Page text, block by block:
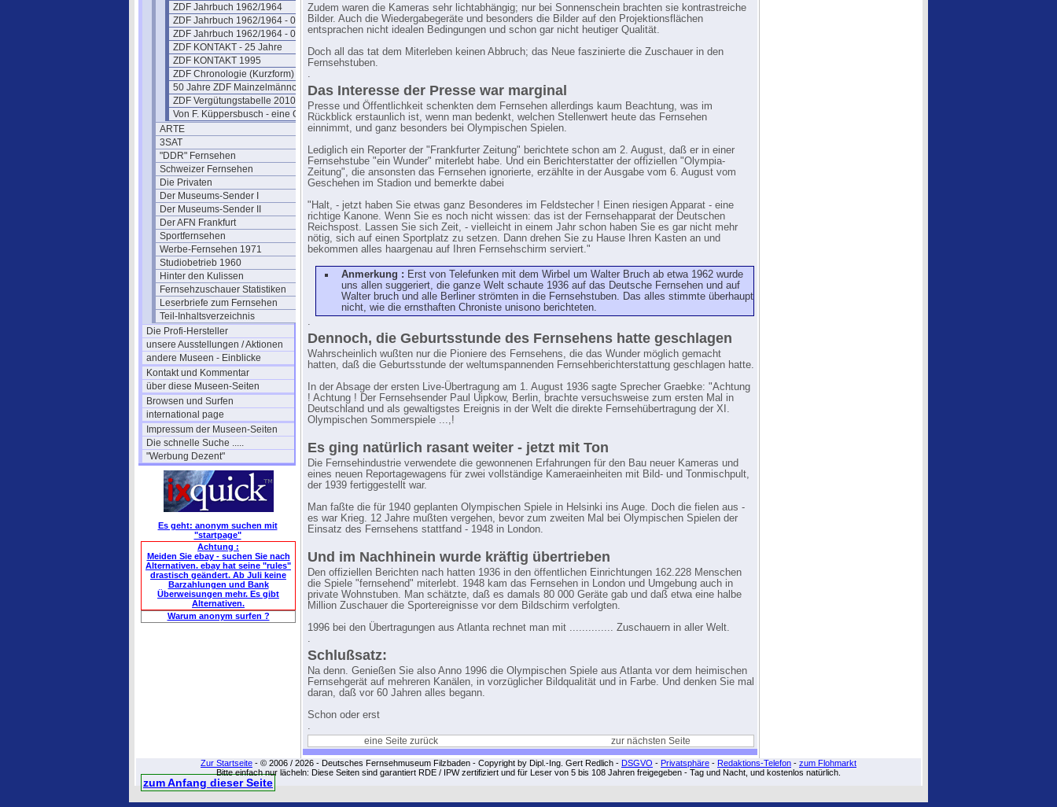
ZDF Jahrbuch 1962/1964
ZDF Jahrbuch 1962/1964 - 02
ZDF Jahrbuch 1962/1964 - 03
ZDF KONTAKT - 25 Jahre
ZDF KONTAKT 1995
ZDF Chronologie (Kurzform)
50 Jahre ZDF Mainzelmännchen
ZDF Vergütungstabelle 2010
Von F. Küppersbusch - eine Glosse ?
ARTE
3SAT
"DDR" Fernsehen
Schweizer Fernsehen
Die Privaten
Der Museums-Sender I
Der Museums-Sender II
Der AFN Frankfurt
Sportfernsehen
Werbe-Fernsehen 1971
Studiobetrieb 1960
Hinter den Kulissen
Fernsehzuschauer Statistiken
Leserbriefe zum Fernsehen
Teil-Inhaltsverzeichnis
Die Profi-Hersteller
unsere Ausstellungen / Aktionen
andere Museen - Einblicke
Kontakt und Kommentar
über diese Museen-Seiten
Browsen und Surfen
international page
Impressum der Museen-Seiten
Die schnelle Suche .....
"Werbung Dezent"
Es geht: anonym suchen mit
"startpage"
Achtung :
Meiden Sie ebay - suchen Sie nach
Alternativen. ebay hat seine "rules"
drastisch geändert. Ab Juli keine
Barzahlungen und Bank
Überweisungen mehr. Es gibt
Alternativen.
Warum anonym surfen ?
Zudem waren die Kameras sehr lichtabhängig; nur bei Sonnenschein brachten sie kontrastreiche
Bilder. Auch die Wiedergabegeräte und besonders die Bilder auf den Projektionsflächen
entsprachen nicht idealen Bedingungen und schon gar nicht heutiger Qualität.
Doch all das tat dem Miterleben keinen Abbruch; das Neue faszinierte die Zuschauer in den
Fernsehstuben.
.
Das Interesse der Presse war marginal
Presse und Öffentlichkeit schenkten dem Fernsehen allerdings kaum Beachtung, was im
Rückblick erstaunlich ist, wenn man bedenkt, welchen Stellenwert heute das Fernsehen
einnimmt, und ganz besonders bei Olympischen Spielen.
Lediglich ein Reporter der "Frankfurter Zeitung" berichtete schon am 2. August, daß er in einer
Fernsehstube "ein Wunder" miterlebt habe. Und ein Berichterstatter der offiziellen "Olympia-
Zeitung", die ansonsten das Fernsehen ignorierte, erzählte in der Ausgabe vom 6. August vom
Geschehen im Stadion und bemerkte dabei
"Halt, - jetzt haben Sie etwas ganz Besonderes im Feldstecher ! Einen riesigen Apparat - eine
richtige Kanone. Wenn Sie es noch nicht wissen: das ist der Fernsehapparat der Deutschen
Reichspost. Lassen Sie sich Zeit, - vielleicht in einem Jahr schon haben Sie es gar nicht mehr
nötig, sich auf einen Sportplatz zu setzen. Dann drehen Sie zu Hause Ihren Kasten an und
bekommen alles haargenau auf Ihren Fernsehschirm serviert."
Anmerkung : Erst von Telefunken mit dem Wirbel um Walter Bruch ab etwa 1962 wurde
uns allen suggeriert, die ganze Welt schaute 1936 auf das Deutsche Fernsehen und auf
Walter bruch und alle Berliner strömten in die Fernsehstuben. Das alles stimmte überhaupt
nicht, wie die ernsthaften Chroniste unisono berichteten.
.
Dennoch, die Geburtsstunde des Fernsehens hatte geschlagen
Wahrscheinlich wußten nur die Pioniere des Fernsehens, die das Wunder möglich gemacht
hatten, daß die Geburtsstunde der weltumspannenden Fernsehberichterstattung geschlagen hatte.
In der Absage der ersten Live-Übertragung am 1. August 1936 sagte Sprecher Graebke: "Achtung
! Achtung ! Der Fernsehsender Paul Uipkow, Berlin, brachte versuchsweise zum ersten Mal in
Deutschland und als gewaltigstes Ereignis in der Welt die direkte Fernsehübertragung der XI.
Olympischen Sommerspiele ...,!
Es ging natürlich rasant weiter - jetzt mit Ton
Die Fernsehindustrie verwendete die gewonnenen Erfahrungen für den Bau neuer Kameras und
eines neuen Reportagewagens für zwei vollständige Kameraeinheiten mit Bild- und Tonmischpult,
der 1939 fertiggestellt war.
Man faßte die für 1940 geplanten Olympischen Spiele in Helsinki ins Auge. Doch die fielen aus -
es war Krieg. 12 Jahre mußten vergehen, bevor zum zweiten Mal bei Olympischen Spielen der
Einsatz des Fernsehens stattfand - 1948 in London.
Und im Nachhinein wurde kräftig übertrieben
Den offiziellen Berichten nach hatten 1936 in den öffentlichen Einrichtungen 162.228 Menschen
die Spiele "fernsehend" miterlebt. 1948 kam das Fernsehen in London und Umgebung auch in
private Wohnstuben. Man schätzte, daß es damals 80 000 Geräte gab und daß etwa eine halbe
Million Zuschauer die Sportereignisse vor dem Bildschirm verfolgten.
1996 bei den Übertragungen aus Atlanta rechnet man mit .............. Zuschauern in aller Welt.
.
Schlußsatz:
Na denn. Genießen Sie also Anno 1996 die Olympischen Spiele aus Atlanta vor dem heimischen
Fernsehgerät auf mehreren Kanälen, in vorzüglicher Bildqualität und in Farbe. Und denken Sie mal
daran, daß vor 60 Jahren alles begann.
Schon oder erst
.
eine Seite zurück
zur nächsten Seite
Zur Startseite - © 2006 / 2026 - Deutsches Fernsehmuseum Filzbaden - Copyright by Dipl.-Ing. Gert Redlich - DSGVO - Privatsphäre - Redaktions-Telefon - zum Flohmarkt
Bitte einfach nur lächeln: Diese Seiten sind garantiert RDE / IPW zertifiziert und für Leser von 5 bis 108 Jahren freigegeben - Tag und Nacht, und kostenlos natürlich.
zum Anfang dieser Seite